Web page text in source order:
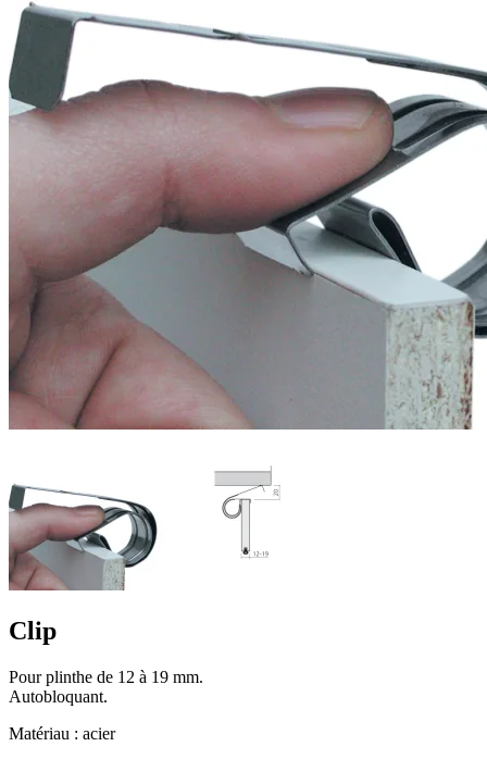
Clip
Pour plinthe de 12 à 19 mm.
Autobloquant.
Matériau : acier